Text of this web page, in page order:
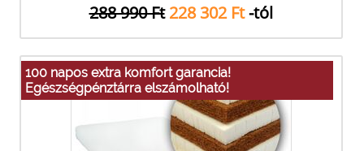
288 990 Ft 228 302 Ft-tól
100 napos extra komfort garancia!
Egészségpénztárra elszámolható!